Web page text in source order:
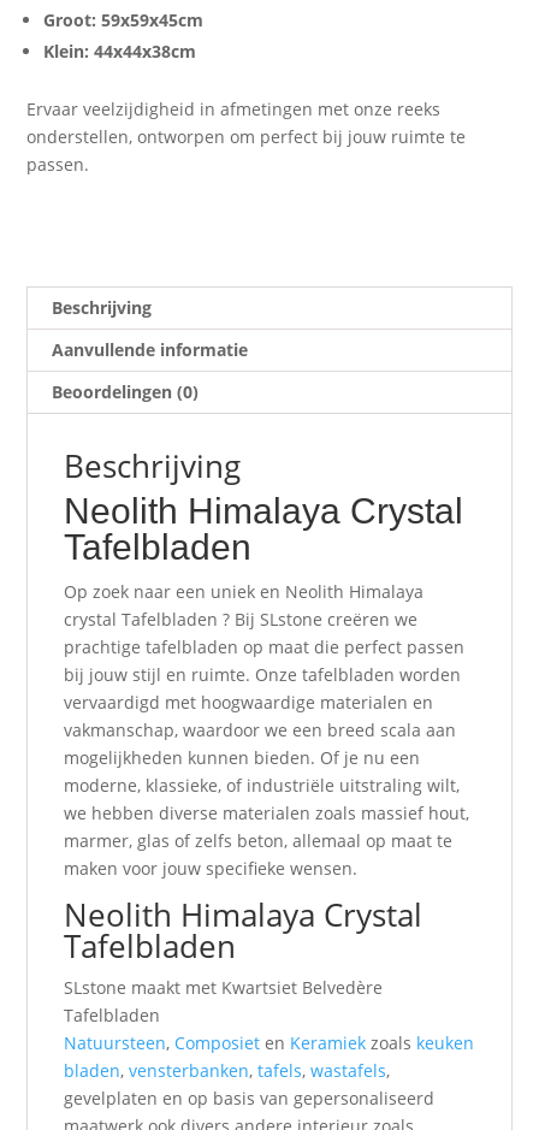
Groot: 59x59x45cm
Klein: 44x44x38cm
Ervaar veelzijdigheid in afmetingen met onze reeks
onderstellen, ontworpen om perfect bij jouw ruimte te
passen.
Beschrijving
Aanvullende informatie
Beoordelingen (0)
Beschrijving
Neolith Himalaya Crystal
Tafelbladen
Op zoek naar een uniek en Neolith Himalaya
crystal Tafelbladen ? Bij SLstone creëren we
prachtige tafelbladen op maat die perfect passen
bij jouw stijl en ruimte. Onze tafelbladen worden
vervaardigd met hoogwaardige materialen en
vakmanschap, waardoor we een breed scala aan
mogelijkheden kunnen bieden. Of je nu een
moderne, klassieke, of industriële uitstraling wilt,
we hebben diverse materialen zoals massief hout,
marmer, glas of zelfs beton, allemaal op maat te
maken voor jouw specifieke wensen.
Neolith Himalaya Crystal
Tafelbladen
SLstone maakt met Kwartsiet Belvedère
Tafelbladen
Natuursteen, Composiet en Keramiek zoals keuken
bladen,vensterbanken,tafels,wastafels,
gevelplaten en op basis van gepersonaliseerd